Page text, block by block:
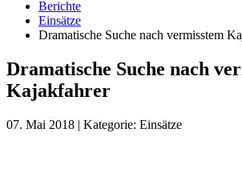
Berichte
Einsätze
Dramatische Suche nach vermisstem
Dramatische Suche nach
Kajakfahrer
07. Mai 2018 | Kategorie: Einsätze